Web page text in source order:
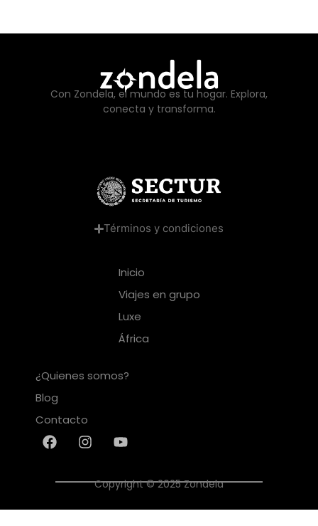
Con Zondela, el mundo es tu hogar. Explora,
conecta y transforma.
Términos y condiciones
Inicio
Viajes en grupo
Luxe
África
¿Quienes somos?
Blog
Contacto
Copyright © 2025 Zondela